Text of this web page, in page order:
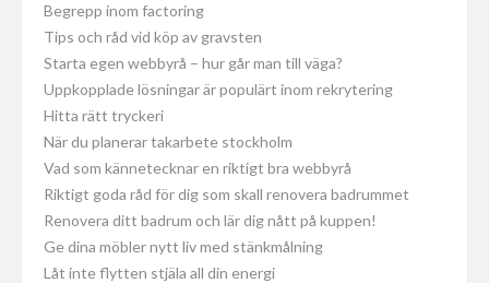
Begrepp inom factoring
Tips och råd vid köp av gravsten
Starta egen webbyrå – hur går man till väga?
Uppkopplade lösningar är populärt inom rekrytering
Hitta rätt tryckeri
När du planerar takarbete stockholm
Vad som kännetecknar en riktigt bra webbyrå
Riktigt goda råd för dig som skall renovera badrummet
Renovera ditt badrum och lär dig nått på kuppen!
Ge dina möbler nytt liv med stänkmålning
Låt inte flytten stjäla all din energi